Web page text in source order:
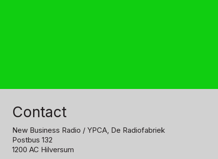
Contact
New Business Radio / YPCA, De Radiofabriek
Postbus 132
1200 AC Hilversum